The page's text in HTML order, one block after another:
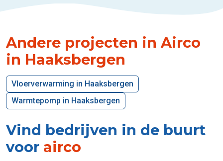
Andere projecten in Airco
in Haaksbergen
Vloerverwarming in Haaksbergen
Warmtepomp in Haaksbergen
Vind bedrijven in de buurt
voor airco